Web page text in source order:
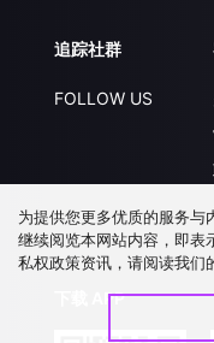
追踪社群
FOLLOW US
下载 APP
为提供您更多优质的服务
继续阅览本网站内容，即
私权政策资讯，请阅读我们